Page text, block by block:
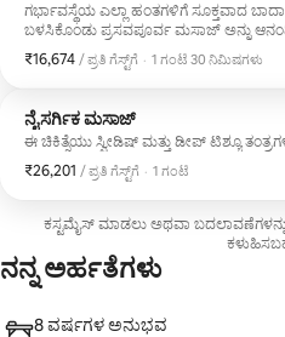
ಗರ್ಭಾವಸ್ಥೆಯ ಎಲ್ಲಾ ಹಂತಗಳಿಗೆ ಸೂಕ್ತವಾದ
ಬಳಸಿಕೊಂಡು ಪ್ರಸವಪೂರ್ವ ಮಸಾಜ್ ಅನ್ನು
ಮೇಲೆ ಅಥವಾ ಬದಿಯಲ್ಲಿ ಮಲಗುತ್ತಾರೆ.
₹16,674 ‌/ ಪ್ರತಿ ಗೆಸ್ಟ್‌ಗೆ
ಪ್ರತಿ ಗೆಸ್ಟ್‌ಗೆ ₹16,674
, · 1 ಗಂಟೆ 30 ನಿಮಿಷಗಳು
ನೈಸರ್ಗಿಕ ಮಸಾಜ್
ಈ ಚಿಕಿತ್ಸೆಯು ಸ್ವೀಡಿಷ್ ಮತ್ತು ಡೀಪ್ ಟಿಶ್ಯೂ
₹26,201 ‌/ ಪ್ರತಿ ಗೆಸ್ಟ್‌ಗೆ
ಪ್ರತಿ ಗೆಸ್ಟ್‌ಗೆ ₹26,201
, · 1 ಗಂಟೆ
ಕಸ್ಟಮೈಸ್ ಮಾಡಲು ಅಥವಾ
ನನ್ನ ಅರ್ಹತೆಗಳು
8 ವರ್ಷಗಳ ಅನುಭವ